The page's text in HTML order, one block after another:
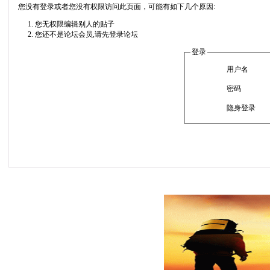
您没有登录或者您没有权限访问此页面，可能有如下几个原因:
您无权限编辑别人的贴子
您还不是论坛会员,请先登录论坛
登录
用户名
密码
隐身登录